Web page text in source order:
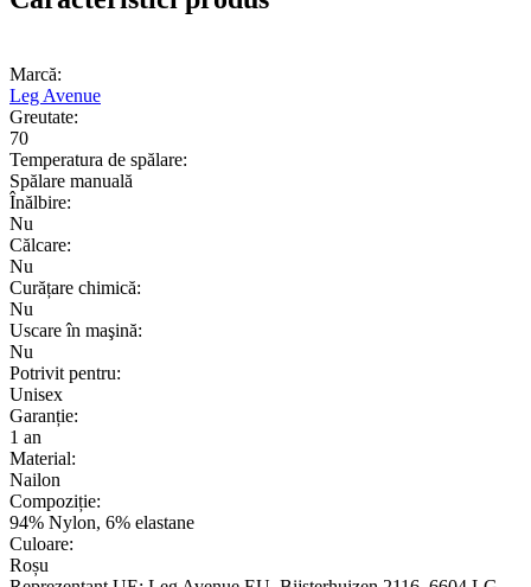
Marcă:
Leg Avenue
Greutate:
70
Temperatura de spălare:
Spălare manuală
Înălbire:
Nu
Călcare:
Nu
Curățare chimică:
Nu
Uscare în maşină:
Nu
Potrivit pentru:
Unisex
Garanție:
1 an
Material:
Nailon
Compoziție:
94% Nylon, 6% elastane
Culoare:
Roșu